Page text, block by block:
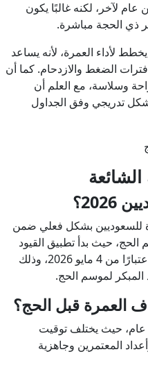
لآخر، لكنه غالبًا يكون
ذي الحجة مباشرة.
لأداء العمرة، لأنه يساعد
الضغط والازدحام. كما أن
وسلاسة، مع العلم أن
تدريجي وفق الجداول
الشائعة
العمرة للسعوديين بشكل فعلي ضمن
الحج، حيث بدأ تطبيق القيود
الخاصة بالدخول إلى مكة المكرمة اعتبارًا من 4 مايو 2026، وذلك
لموسم الحج.
العمرة قبل الحج؟
عام، حيث يختلف توقيت
المعتمرين وجاهزية